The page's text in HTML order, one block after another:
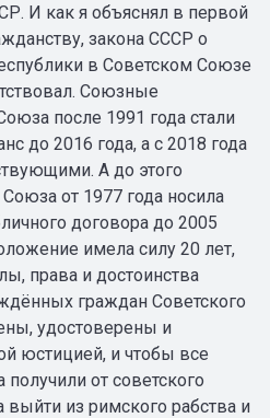
И как я объяснял в первой
закона СССР о
в Советском Союзе
Союзные
после 1991 года стали
до 2016 года, а с 2018 года
А до этого
от 1977 года носила
договора до 2005
имела силу 20 лет,
права и достоинства
граждан Советского
удостоверены и
юстицией, и чтобы все
от советского
выйти из римского рабства и